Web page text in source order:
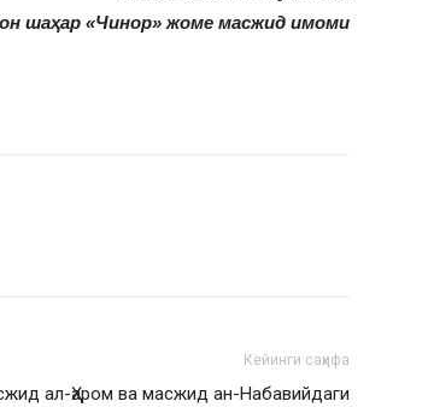
шаҳар «Чинор» жоме масжид имоми
Кейинги саҳифа
ал-Ҳаром ва масжид ан-Набавийдаги